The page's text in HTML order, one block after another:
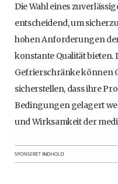
Die Wahl eines
entscheidend, um
hohen Anforderungen
konstante Qualität bieten.
Gefrierschränke können
sicherstellen, dass ihre
Bedingungen gelagert
und Wirksamkeit der